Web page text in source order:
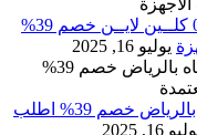
شركة تنظيف بالرياض 0556501701 كلــين لايــن خصم 39%
يوليو 16, 2025
افضل شركة كشف تسربات المياه بالرياض خصم 39% اطلب
16, 2025